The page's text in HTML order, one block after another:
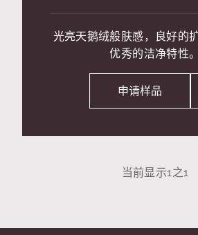
光亮天鹅绒般肤感，良好的
优秀的洁净特性。
申请样品
当前显示1之1